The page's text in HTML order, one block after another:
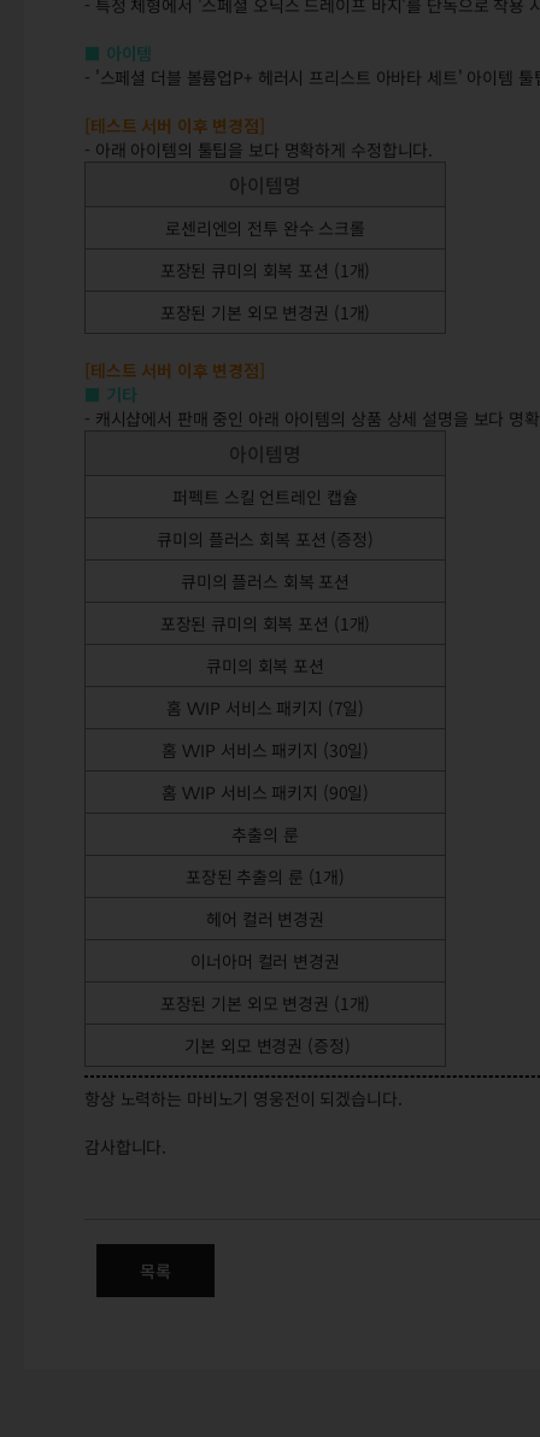
- 특정 체형에서 '스페셜 오닉스 드레이프 바지'를 단독으로 착용
■ 아이템
- '스페셜 더블 볼륨업P+ 헤러시 프리스트 아바타 세트' 아이템
[테스트 서버 이후 변경점]
- 아래 아이템의 툴팁을 보다 명확하게 수정합니다.
아이템명
로센리엔의 전투 완수 스크롤
포장된 큐미의 회복 포션 (1개)
포장된 기본 외모 변경권 (1개)
[테스트 서버 이후 변경점]
■ 기타
- 캐시샵에서 판매 중인 아래 아이템의 상품 상세 설명을 보다 명
아이템명
퍼펙트 스킬 언트레인 캡슐
큐미의 플러스 회복 포션 (증정)
큐미의 플러스 회복 포션
포장된 큐미의 회복 포션 (1개)
큐미의 회복 포션
홈 VVIP 서비스 패키지 (7일)
홈 VVIP 서비스 패키지 (30일)
홈 VVIP 서비스 패키지 (90일)
추출의 룬
포장된 추출의 룬 (1개)
헤어 컬러 변경권
이너아머 컬러 변경권
포장된 기본 외모 변경권 (1개)
기본 외모 변경권 (증정)
항상 노력하는 마비노기 영웅전이 되겠습니다.
감사합니다.
목록